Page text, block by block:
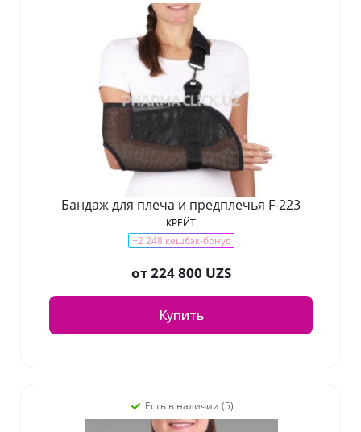
Бандаж для плеча и предплечья F-223
КРЕЙТ
+2 248 кешбэк-бонус
от224 800 UZS
Купить
Есть в наличии (5)